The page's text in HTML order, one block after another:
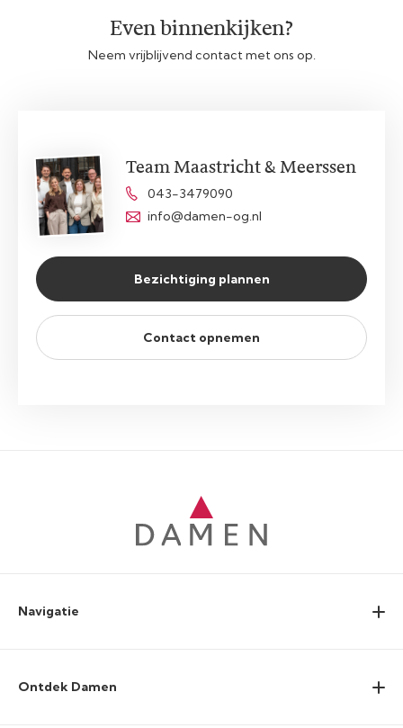
Even binnenkijken?
Neem vrijblijvend contact met ons op.
Team Maastricht & Meerssen
043-3479090
info@damen-og.nl
Bezichtiging plannen
Contact opnemen
Navigatie
Ontdek Damen